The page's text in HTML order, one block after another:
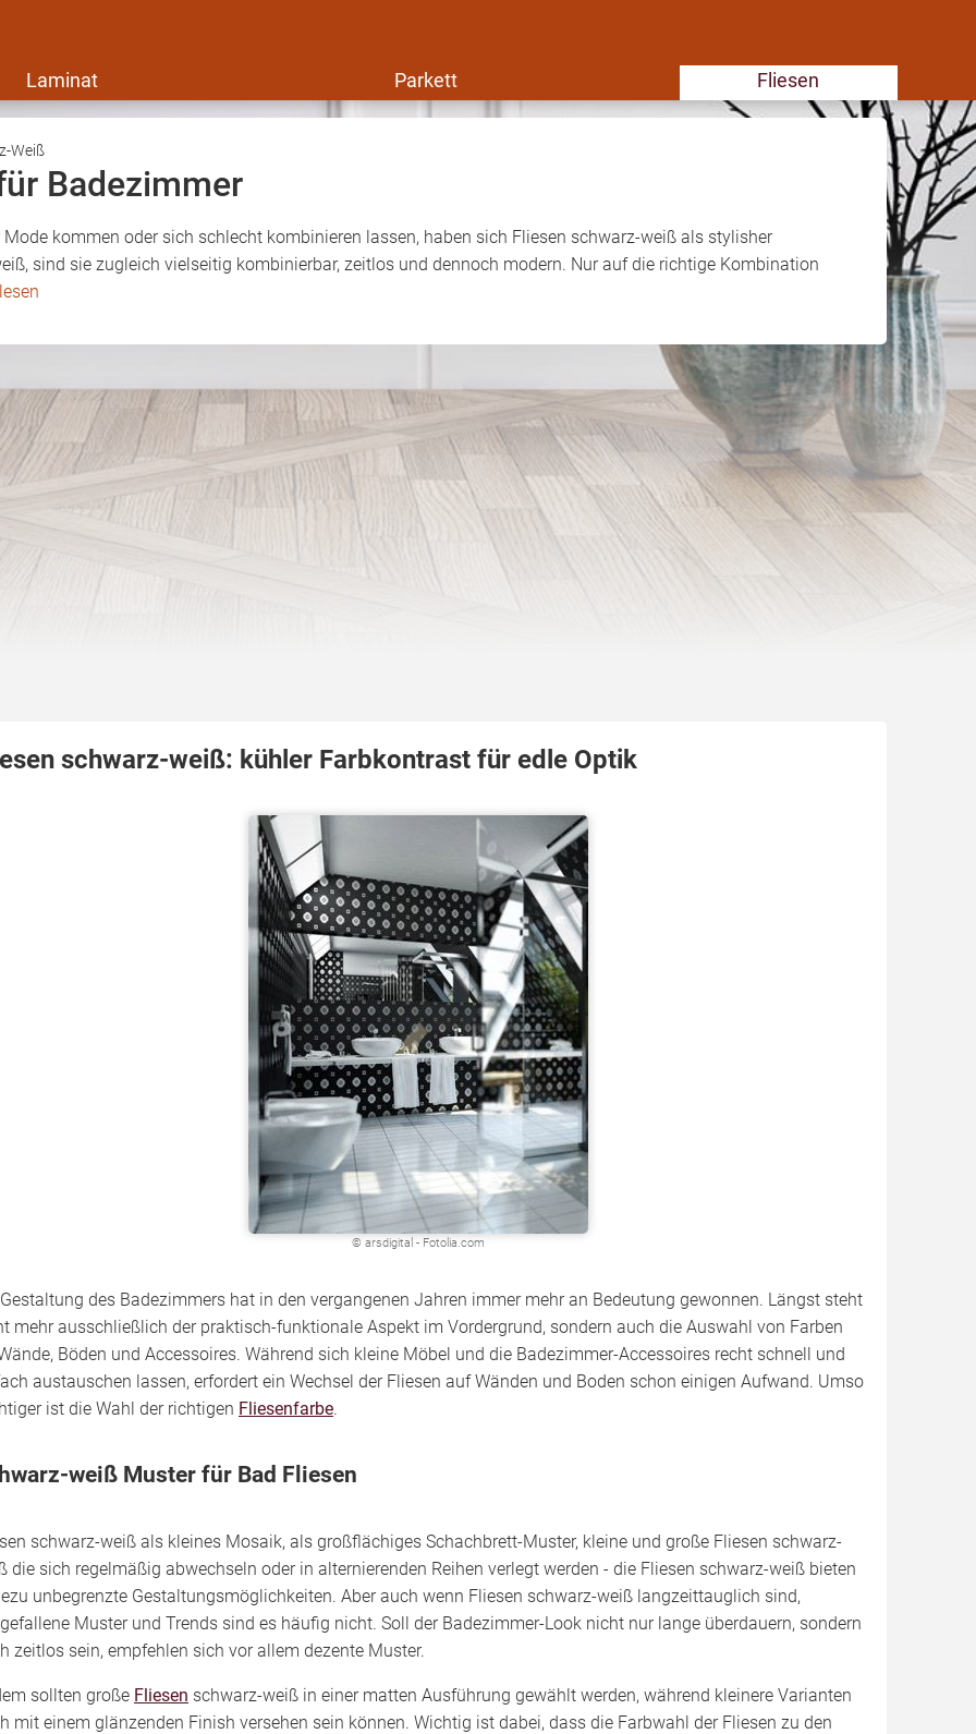
Laminat Parkett Fliesen
Weiß
Badezimmer
kommen oder sich schlecht kombinieren lassen, haben sich Fliesen schwarz-weiß als stylisher
sind sie zugleich vielseitig kombinierbar, zeitlos und dennoch modern. Nur auf die richtige Kombination
schwarz-weiß: kühler Farbkontrast für edle Optik
© arsdigital - Fotolia.com
des Badezimmers hat in den vergangenen Jahren immer mehr an Bedeutung gewonnen. Längst steht
mehr ausschließlich der praktisch-funktionale Aspekt im Vordergrund, sondern auch die Auswahl von Farben
Böden und Accessoires. Während sich kleine Möbel und die Badezimmer-Accessoires recht schnell und
austauschen lassen, erfordert ein Wechsel der Fliesen auf Wänden und Boden schon einigen Aufwand. Umso
ist die Wahl der richtigen Fliesenfarbe.
weiß Muster für Bad Fliesen
schwarz-weiß als kleines Mosaik, als großflächiges Schachbrett-Muster, kleine und große Fliesen schwarz-
die sich regelmäßig abwechseln oder in alternierenden Reihen verlegt werden - die Fliesen schwarz-weiß bieten
unbegrenzte Gestaltungsmöglichkeiten. Aber auch wenn Fliesen schwarz-weiß langzeittauglich sind,
Muster und Trends sind es häufig nicht. Soll der Badezimmer-Look nicht nur lange überdauern, sondern
zeitlos sein, empfehlen sich vor allem dezente Muster.
sollten große Fliesen schwarz-weiß in einer matten Ausführung gewählt werden, während kleinere Varianten
mit einem glänzenden Finish versehen sein können. Wichtig ist dabei, dass die Farbwahl der Fliesen zu den